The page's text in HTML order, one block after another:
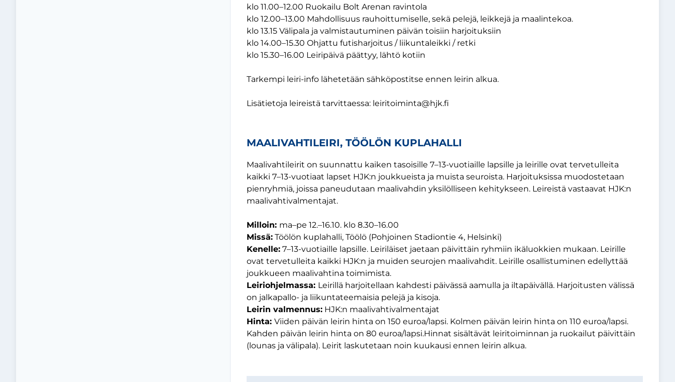
klo 11.00–12.00 Ruokailu Bolt Arenan ravintola
klo 12.00–13.00 Mahdollisuus rauhoittumiselle, sekä pelejä, leikkejä ja maalintekoa.
klo 13.15 Välipala ja valmistautuminen päivän toisiin harjoituksiin
klo 14.00–15.30 Ohjattu futisharjoitus / liikuntaleikki / retki
klo 15.30–16.00 Leiripäivä päättyy, lähtö kotiin
Tarkempi leiri-info lähetetään sähköpostitse ennen leirin alkua.
Lisätietoja leireistä tarvittaessa: leiritoiminta@hjk.fi
MAALIVAHTILEIRI, TÖÖLÖN KUPLAHALLI
Maalivahtileirit on suunnattu kaiken tasoisille 7–13-vuotiaille lapsille ja leirille ovat tervetulleita
kaikki 7–13-vuotiaat lapset HJK:n joukkueista ja muista seuroista. Harjoituksissa muodostetaan
pienryhmiä, joissa paneudutaan maalivahdin yksilölliseen kehitykseen. Leireistä vastaavat HJK:n
maalivahtivalmentajat.
Milloin: ma–pe 12.–16.10. klo 8.30–16.00
Missä:Töölön kuplahalli, Töölö (Pohjoinen Stadiontie 4, Helsinki)
Kenelle:7–13-vuotiaille lapsille. Leiriläiset jaetaan päivittäin ryhmiin ikäluokkien mukaan. Leirille
ovat tervetulleita kaikki HJK:n ja muiden seurojen maalivahdit. Leirille osallistuminen edellyttää
joukkueen maalivahtina toimimista.
Leiriohjelmassa: Leirillä harjoitellaan kahdesti päivässä aamulla ja iltapäivällä. Harjoitusten välissä
on jalkapallo- ja liikuntateemaisia pelejä ja kisoja.
Leirin valmennus:HJK:n maalivahtivalmentajat
Hinta: Viiden päivän leirin hinta on 150 euroa/lapsi. Kolmen päivän leirin hinta on 110 euroa/lapsi.
Kahden päivän leirin hinta on 80 euroa/lapsi.Hinnat sisältävät leiritoiminnan ja ruokailut päivittäin
(lounas ja välipala). Leirit laskutetaan noin kuukausi ennen leirin alkua.